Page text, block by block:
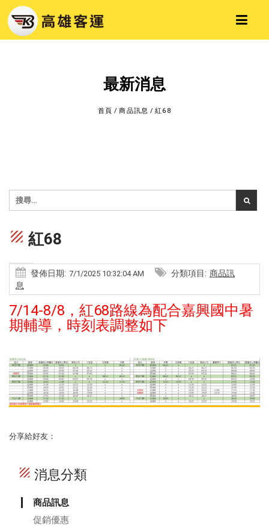
最新消息
首頁 /商品訊息 /紅68
texture 紅68
發佈日期: 7/1/2025 10:32:04 AM 分類項目: 商品訊
息
7/14-8/8，紅68路線為配合嘉興國中暑
期輔導，時刻表調整如下
分享給好友：
texture 消息分類
商品訊息
促銷優惠